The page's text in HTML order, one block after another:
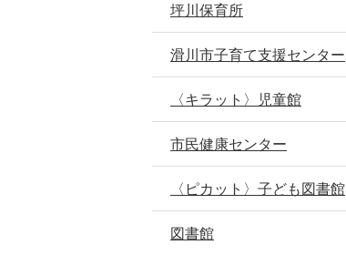
坪川保育所
滑川市子育て支援センター
〈キラット〉児童館
市民健康センター
〈ピカット〉子ども図書館
図書館